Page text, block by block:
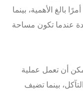
بالغ الأهمية، بينما
عندما تكون مساحة
أن تعمل عملية
بينما تضيف